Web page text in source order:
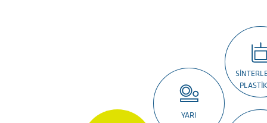
YARI